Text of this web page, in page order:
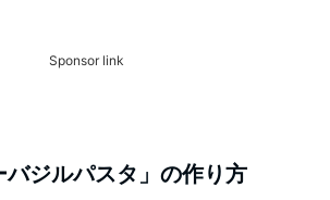
Sponsor link
バジルパスタ」の作り方